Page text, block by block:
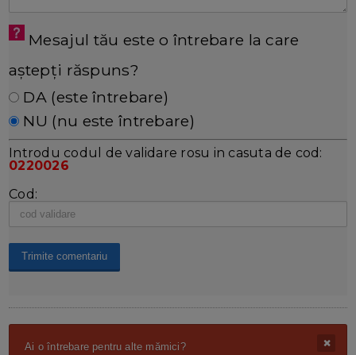
Mesajul tău este o întrebare la care
aștepți răspuns?
DA (este întrebare)
NU (nu este întrebare)
Introdu codul de validare rosu in casuta de cod:
0220026
Cod:
Ai o întrebare pentru alte mămici?